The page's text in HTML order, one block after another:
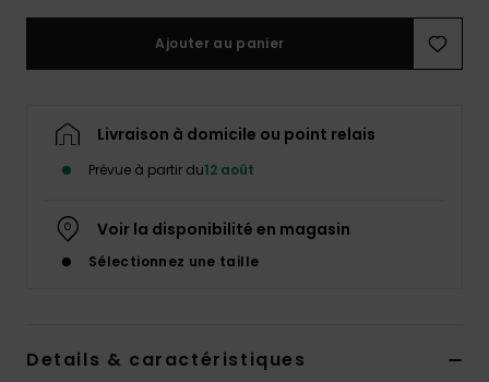
Ajouter au panier
Livraison à domicile ou point relais
Prévue à partir du12 août
Voir la disponibilité en magasin
Sélectionnez une taille
Details & caractéristiques